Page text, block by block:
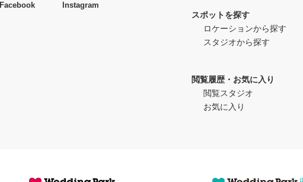
Facebook Instagram
スポットを探す
ロケーションから探す
スタジオから探す
閲覧履歴・お気に入り
閲覧スタジオ
お気に入り